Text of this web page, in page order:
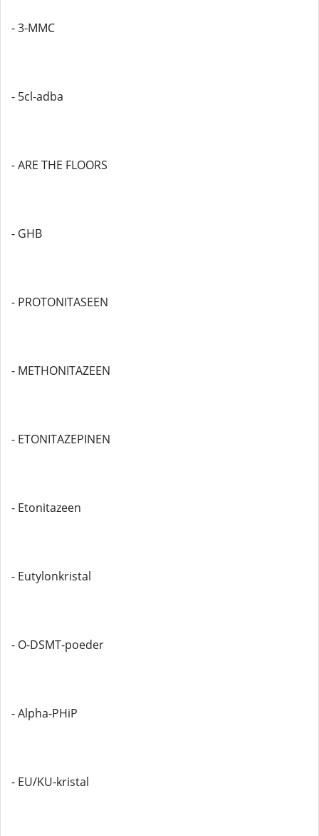
- 3-MMC
- 5cl-adba
- ARE THE FLOORS
- GHB
- PROTONITASEEN
- METHONITAZEEN
- ETONITAZEPINEN
- Etonitazeen
- Eutylonkristal
- O-DSMT-poeder
- Alpha-PHiP
- EU/KU-kristal